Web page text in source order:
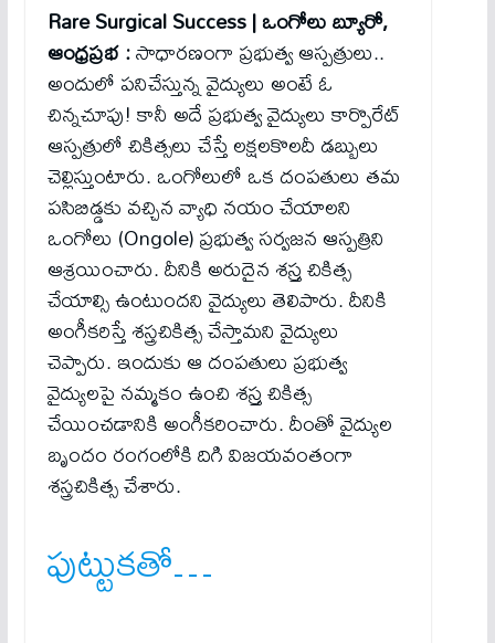
Rare Surgical Success | ఒంగోలు బ్యూరో,
ఆంధ్ర‌ప్ర‌భ :సాధార‌ణంగా ప్ర‌భుత్వ ఆస్ప‌త్రులు..
అందులో ప‌నిచేస్తున్న వైద్యులు అంటే ఓ
చిన్న‌చూపు! కానీ అదే ప్ర‌భుత్వ వైద్యులు కార్పొరేట్
ఆస్ప‌త్రులో చికిత్స‌లు చేస్తే ల‌క్ష‌ల‌కొల‌దీ డ‌బ్బులు
చెల్లిస్తుంటారు. ఒంగోలులో ఒక దంప‌తులు త‌మ
ప‌సిబిడ్డ‌కు వ‌చ్చిన వ్యాధి న‌యం చేయాల‌ని
ఒంగోలు (Ongole) ప్ర‌భుత్వ స‌ర్వ‌జ‌న ఆస్ప‌త్రిని
ఆశ్ర‌యించారు. దీనికి అరుదైన శ‌స్ర్త చికిత్స
చేయాల్సి ఉంటుంద‌ని వైద్యులు తెలిపారు. దీనికి
అంగీక‌రిస్తే శ‌స్త్ర‌చికిత్స చేస్తామ‌ని వైద్యులు
చెప్పారు. ఇందుకు ఆ దంప‌తులు ప్ర‌భుత్వ
వైద్యుల‌పై న‌మ్మకం ఉంచి శ‌స్ర్త చికిత్స
చేయించ‌డానికి అంగీక‌రించారు. దీంతో వైద్యుల
బృందం రంగంలోకి దిగి విజ‌య‌వంతంగా
శ‌స్త్ర‌చికిత్స చేశారు.
పుట్టుకతో…